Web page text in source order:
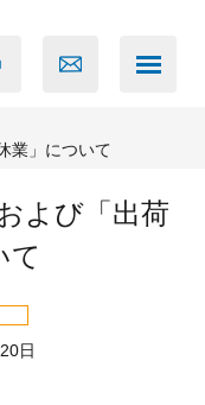
業」について
よび「出荷
て
日